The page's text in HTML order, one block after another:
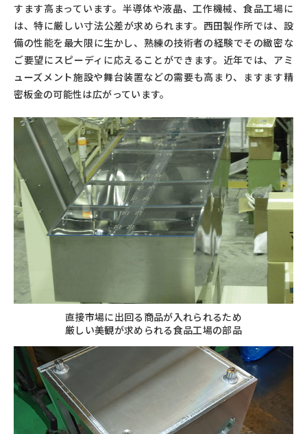
すます高まっています。半導体や液晶、工作機械、食品工場に
は、特に厳しい寸法公差が求められます。西田製作所では、設
備の性能を最大限に生かし、熟練の技術者の経験でその緻密な
ご要望にスピーディに応えることができます。近年では、アミ
ューズメント施設や舞台装置などの需要も高まり、ますます精
密板金の可能性は広がっています。
直接市場に出回る商品が入れられるため
厳しい美観が求められる食品工場の部品